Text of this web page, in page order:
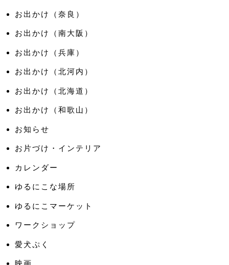
お出かけ（奈良）
お出かけ（南大阪）
お出かけ（兵庫）
お出かけ（北河内）
お出かけ（北海道）
お出かけ（和歌山）
お知らせ
お片づけ・インテリア
カレンダー
ゆるにこな場所
ゆるにこマーケット
ワークショップ
愛犬ぷく